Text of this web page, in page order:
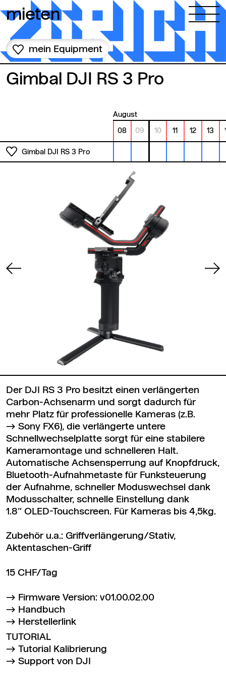
mieten
mein Equipment
Gimbal DJI RS 3 Pro
August
08 09 10 11 12 13
Gimbal DJI RS 3 Pro
Der DJI RS 3 Pro besitzt einen verlängerten
Carbon-Achsenarm und sorgt dadurch für
mehr Platz für professionelle Kameras (z.B.
Sony FX6), die verlängerte untere
Schnellwechselplatte sorgt für eine stabilere
Kameramontage und schnelleren Halt.
Automatische Achsensperrung auf Knopfdruck,
Bluetooth-Aufnahmetaste für Funksteuerung
der Aufnahme, schneller Moduswechsel dank
Modusschalter, schnelle Einstellung dank
1.8’‘ OLED-Touchscreen. Für Kameras bis 4,5kg.
Zubehör u.a.: Griffverlängerung/Stativ,
Aktentaschen-Griff
15 CHF/Tag
Firmware Version: v01.00.02.00
Handbuch
Herstellerlink
TUTORIAL
Tutorial Kalibrierung
Support von DJI